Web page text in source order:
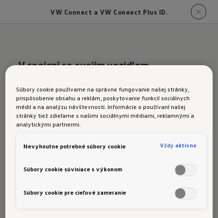
VW Connect a VW Coneect Plus ID.
V spojení so svojím vozidlom
VW Connect a
VW Connect Plus
Súbory cookie používame na správne fungovanie našej stránky,
prispôsobenie obsahu a reklám, poskytovanie funkcií sociálnych
médií a na analýzu návštevnosti. Informácie o používaní našej
stránky tiež zdieľame s našimi sociálnymi médiami, reklamnými a
analytickými partnermi.
Nevyhnutne potrebné súbory cookie Vždy aktívne
Súbory cookie súvisiace s výkonom
Súbory cookie pre cieľové zameranie